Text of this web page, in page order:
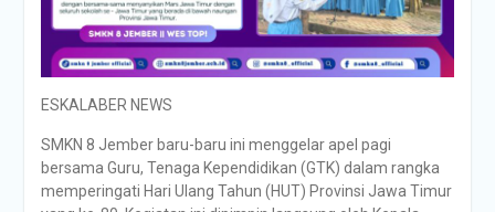
ESKALABER NEWS
SMKN 8 Jember baru-baru ini menggelar apel pagi
bersama Guru, Tenaga Kependidikan (GTK) dalam rangka
memperingati Hari Ulang Tahun (HUT) Provinsi Jawa Timur